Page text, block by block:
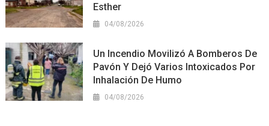
Esther
04/08/2026
Un Incendio Movilizó A Bomberos De
Pavón Y Dejó Varios Intoxicados Por
Inhalación De Humo
04/08/2026